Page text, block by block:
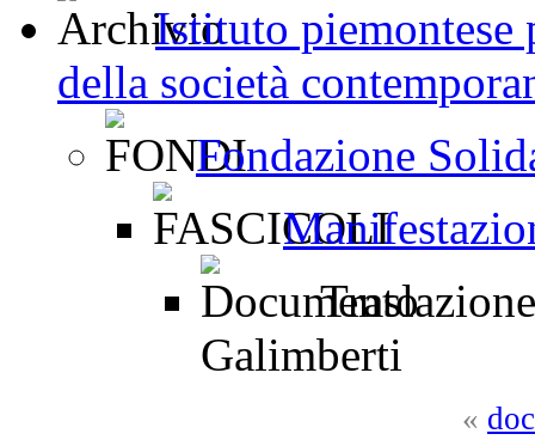
Istituto piemontese
della società
Fondazione
Galimberti
«